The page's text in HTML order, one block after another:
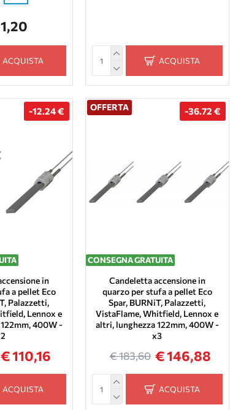
ACQUISTA ACQUISTA
-12.24 €
in
a pellet Eco
Palazzetti,
Lennox e
400W -
€ 110,16
ACQUISTA
OFFERTA
CONSEGNA GRATUITA
-36.72 €
Candeletta accensione in
quarzo per stufa a pellet Eco
Spar, BURNiT, Palazzetti,
VistaFlame, Whitfield, Lennox e
altri, lunghezza 122mm, 400W -
x3
€ 146,88
€ 183,60
ACQUISTA